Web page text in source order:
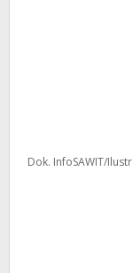
Dok. InfoSAWIT/